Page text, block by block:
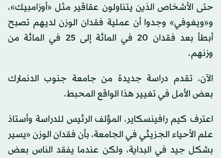
حتى الأشخاص الذين يتناولون عقاقير مثل «أوزامبيك»،
و«ويغوفي» وجدوا أن عملية فقدان الوزن لديهم تصبح
أبطأ ​​بعد فقدان 20 في المائة إلى 25 في المائة من
وزنهم.
الآن، تقدم دراسة جديدة من جامعة جنوب الدنمارك
بعض الأمل في تغيير هذا الواقع المحبط.
اعترف كيم رافينسكاير، المؤلف الرئيس للدراسة وأستاذ
علم الأحياء الجزيئي في الجامعة، بأن فقدان الوزن «يسير
بشكل جيد في البداية، ولكن عندما يفقد الناس بعض